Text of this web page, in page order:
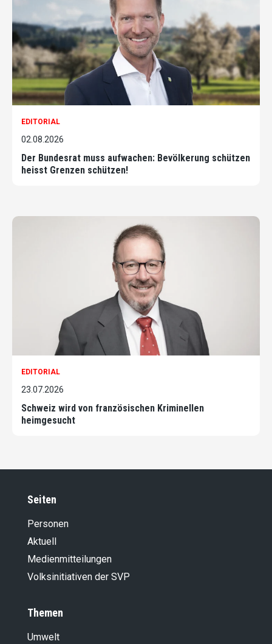
EDITORIAL
02.08.2026
Der Bundesrat muss aufwachen: Bevölkerung schützen
heisst Grenzen schützen!
EDITORIAL
23.07.2026
Schweiz wird von französischen Kriminellen
heimgesucht
Seiten
Personen
Aktuell
Medienmitteilungen
Volksinitiativen der SVP
Themen
Umwelt